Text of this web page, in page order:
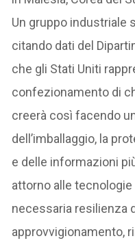
Un gruppo industriale
citando dati del
che gli Stati Uniti
confezionamento di
creerà così facendo
dell’imballaggio, la
e delle informazioni
attorno alle tecnologie
necessaria resilienza
approvvigionamento,